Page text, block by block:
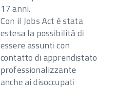
17 anni.
Con il Jobs Act è stata
estesa la possibilità di
essere assunti con
contatto di apprendistato
professionalizzante
anche ai disoccupati